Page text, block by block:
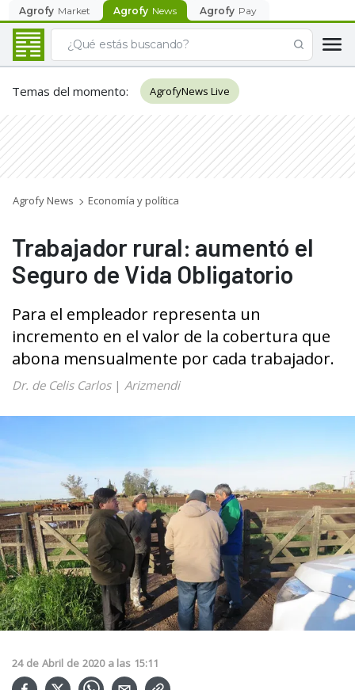
Agrofy Market Agrofy News Agrofy Pay
Temas del momento: AgrofyNews Live
Agrofy News Economía y política
Trabajador rural: aumentó el
Seguro de Vida Obligatorio
Para el empleador representa un
incremento en el valor de la cobertura que
abona mensualmente por cada trabajador.
Dr. de Celis Carlos| Arizmendi
24 de Abril de 2020 a las 15:11